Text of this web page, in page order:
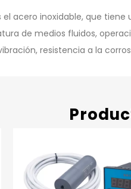
acero inoxidable, que tiene
de medios fluidos,
resistencia a la